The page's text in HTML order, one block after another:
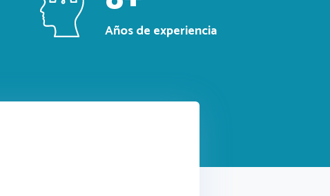
Años de experiencia